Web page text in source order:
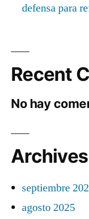
defensa para
Recent
No hay
Archives
septiembre
agosto 2025